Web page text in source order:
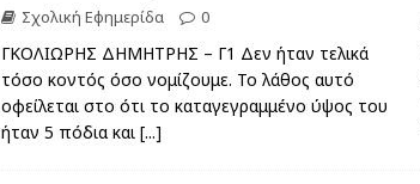
Σχολική Εφημερίδα 0
ΓΚΟΛΙΩΡΗΣ ΔΗΜΗΤΡΗΣ – Γ1 Δεν ήταν τελικά
τόσο κοντός όσο νομίζουμε. Το λάθος αυτό
οφείλεται στο ότι το καταγεγραμμένο ύψος του
ήταν 5 πόδια και [...]